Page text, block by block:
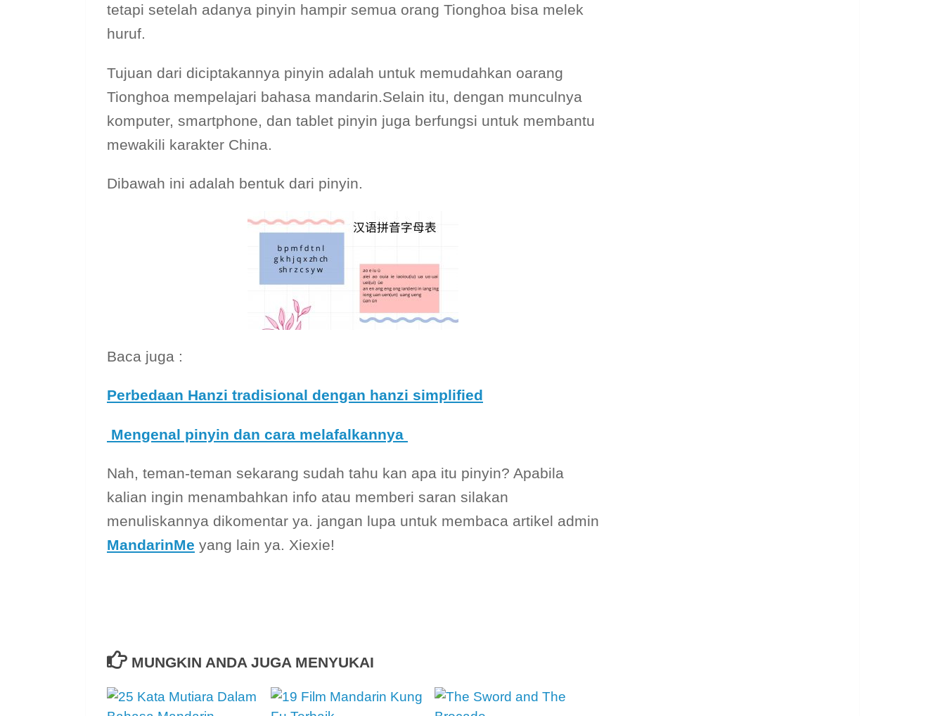
tetapi setelah adanya pinyin hampir semua orang Tionghoa bisa melek
huruf.
Tujuan dari diciptakannya pinyin adalah untuk memudahkan oarang
Tionghoa mempelajari bahasa mandarin.Selain itu, dengan munculnya
komputer, smartphone, dan tablet pinyin juga berfungsi untuk membantu
mewakili karakter China.
Dibawah ini adalah bentuk dari pinyin.
Baca juga :
Perbedaan Hanzi tradisional dengan hanzi simplified
Mengenal pinyin dan cara melafalkannya
Nah, teman-teman sekarang sudah tahu kan apa itu pinyin? Apabila
kalian ingin menambahkan info atau memberi saran silakan
menuliskannya dikomentar ya. jangan lupa untuk membaca artikel admin
MandarinMe yang lain ya. Xiexie!
MUNGKIN ANDA JUGA MENYUKAI